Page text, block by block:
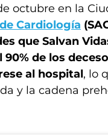
octubre en la
Cardiología
que Salvan
90% de los
al hospital, lo
y la cadena